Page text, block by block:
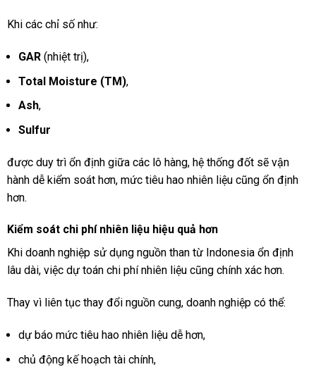
Khi các chỉ số như:
GAR(nhiệt trị),
Total Moisture (TM),
Ash,
Sulfur
được duy trì ổn định giữa các lô hàng, hệ thống đốt sẽ vận
hành dễ kiểm soát hơn, mức tiêu hao nhiên liệu cũng ổn định
hơn.
Kiểm soát chi phí nhiên liệu hiệu quả hơn
Khi doanh nghiệp sử dụng nguồn than từ Indonesia ổn định
lâu dài, việc dự toán chi phí nhiên liệu cũng chính xác hơn.
Thay vì liên tục thay đổi nguồn cung, doanh nghiệp có thể:
dự báo mức tiêu hao nhiên liệu dễ hơn,
chủ động kế hoạch tài chính,